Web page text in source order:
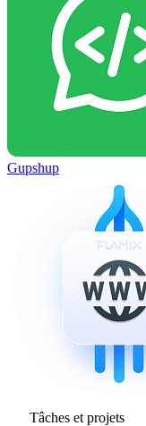
Gupshup
Tâches et projets